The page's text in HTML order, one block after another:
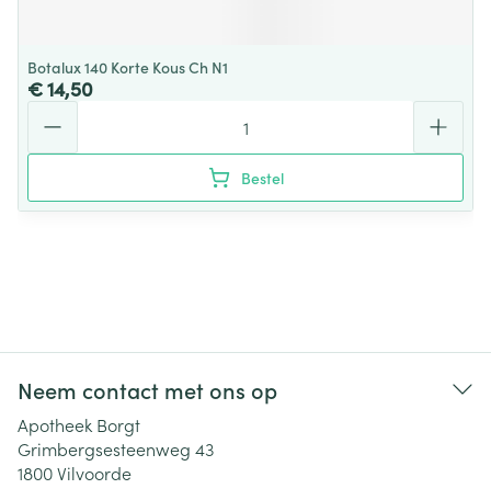
Botalux 140 Korte Kous Ch N1
€ 14,50
Bestel
Neem contact met ons op
Apotheek Borgt
Grimbergsesteenweg 43
1800Vilvoorde